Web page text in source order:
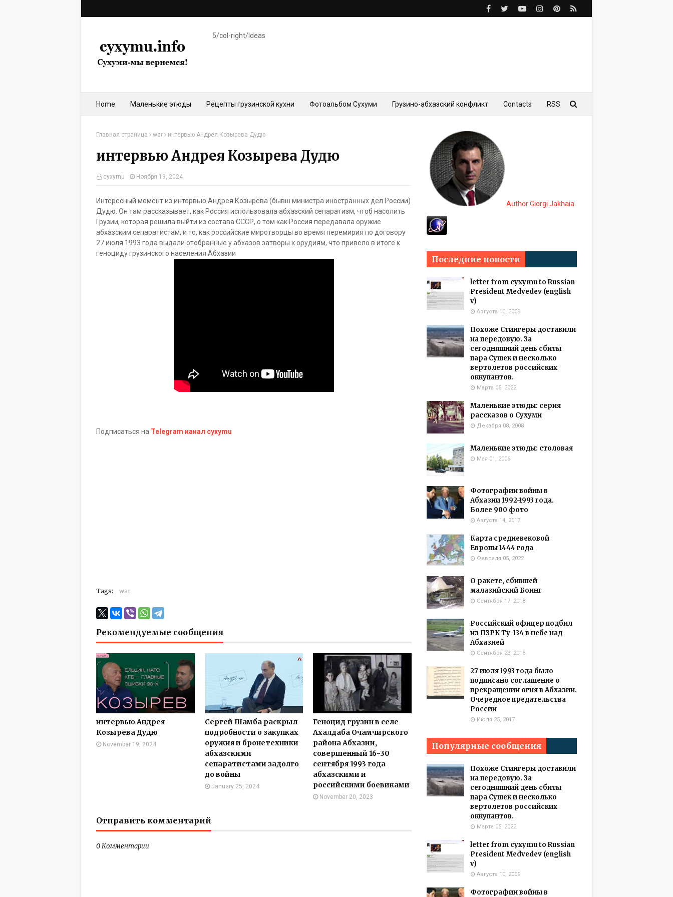
5/col-right/Ideas
Home Маленькие этюды Рецепты грузинской кухни Фотоальбом Сухуми Грузино-абхазский конфликт Contacts RSS
Главная страница war интервью Андрея Козырева Дудю
интервью Андрея Козырева Дудю
cyxymu Ноября 19, 2024
Интересный момент из интервью Андрея Козырева (бывш министра иностранных дел России)
Дудю. Он там рассказывает, как Россия использовала абхазский сепаратизм, чтоб насолить
Грузии, которая решила выйти из состава СССР, о том как Россия передавала оружие
абхазским сепаратистам, и то, как российские миротворцы во время перемирия по договору
27 июля 1993 года выдали отобранные у абхазов затворы к орудиям, что привело в итоге к
геноциду грузинского населения Абхазии
Подписаться на Telegram канал cyxymu
Tags: war
Рекомендуемые сообщения
интервью Андрея
Козырева Дудю
November 19, 2024
Сергей Шамба раскрыл
подробности о закупках
оружия и бронетехники
абхазскими
сепаратистами задолго
до войны
January 25, 2024
Геноцид грузин в селе
Ахалдаба Очамчирского
района Абхазии,
совершенный 16-30
сентября 1993 года
абхазскими и
российскими боевиками
November 20, 2023
Отправить комментарий
0 Комментарии
Author Giorgi Jakhaia
Последние новости
letter from cyxymu to Russian
President Medvedev (english
v)
Августа 10, 2009
Похоже Стингеры доставили
на передовую. За
сегодняшний день сбиты
пара Сушек и несколько
вертолетов российских
оккупантов.
Марта 05, 2022
Маленькие этюды: серия
рассказов о Сухуми
Декабря 08, 2008
Маленькие этюды: столовая
Мая 01, 2006
Фотографии войны в
Абхазии 1992-1993 года.
Более 900 фото
Августа 14, 2017
Карта средневековой
Европы 1444 года
Февраля 05, 2022
О ракете, сбившей
малазийский Боинг
Сентября 17, 2018
Российский офицер подбил
из ПЗРК Ту-134 в небе над
Абхазией
Сентября 23, 2016
27 июля 1993 года было
подписано соглашение о
прекращении огня в Абхазии.
Очередное предательства
России
Июля 25, 2017
Популярные сообщения
Похоже Стингеры доставили
на передовую. За
сегодняшний день сбиты
пара Сушек и несколько
вертолетов российских
оккупантов.
Марта 05, 2022
letter from cyxymu to Russian
President Medvedev (english
v)
Августа 10, 2009
Фотографии войны в